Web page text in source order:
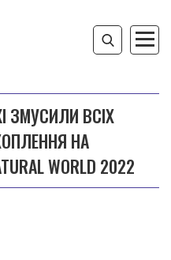
ЗМУСИЛИ ВСІХ
НА
WORLD 2022